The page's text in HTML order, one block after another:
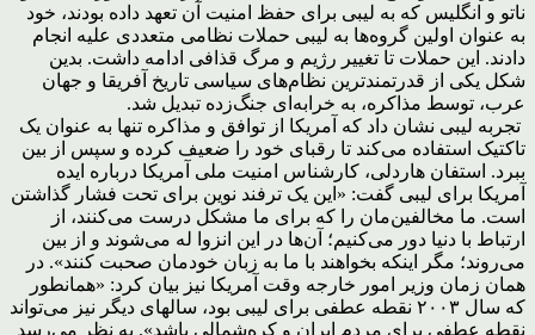
ناتو و انگلیس که به لیبی برای حفظ امنیت آن تعهد داده بودند، خود
به عنوان اولین گروه‌ها به لیبی حملات نظامی متعددی علیه انجام
دادند. این حملات تا تغییر رژیم و مرگ قذافی ادامه داشت. بدین
شکل یکی از قدرتمندترین نظام‌های سیاسی تاریخ آفریقا و جهان
عرب، توسط مذاکره، به خرابه‌ای جنگ‌زده تبدیل شد.
تجربه لیبی نشان داد که آمریکا از توافق و مذاکره تنها به عنوان یک
تاکتیک استفاده می‌کند تا رقبای خود را ضعیف کرده و سپس از بین
ببرد. استفان هاردلی، کارشناس امنیت ملی آمریکا درباره ایده
آمریکا برای لیبی گفت: «این یک ترفند نوین برای تحت فشار گذاشتن
است. ما مخالفین‌مان را که برای ما مشکل درست می‌کنند، از
ارتباط با دنیا دور می‌کنیم؛ آن‌ها در این انزوا له می‌شوند و از بین
می‌روند؛ مگر اینکه بخواهند با ما به زبان خودمان صحبت کنند». در
همان زمان وزیر امور خارجه وقت آمریکا نیز بیان کرد: «همانطور
که سال ۲۰۰۳ نقطه عطفی برای لیبی بود، سالهای دیگر نیز می‌تواند
نقطه عطفی برای مردم ایران و کره‌شمالی باشد». به نظر می‌رسد